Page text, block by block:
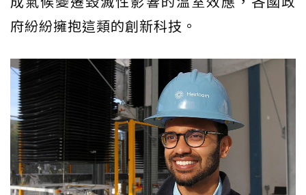
府紛紛擁抱這類的創新科技。